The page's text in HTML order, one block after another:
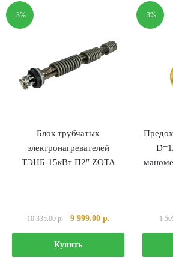
-3%
Блок трубчатых
электронагревателей
ТЭНБ-15кВт П2″ ZOTA
10 335.00р.
Первоначальная
цена
составляла
10
9 999.00 р.Текущая
цена:
999.00 р..
Купить
-3%
1